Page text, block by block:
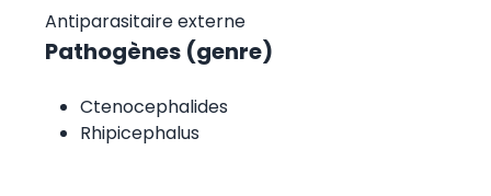
Antiparasitaire externe
Pathogènes (genre)
Ctenocephalides
Rhipicephalus